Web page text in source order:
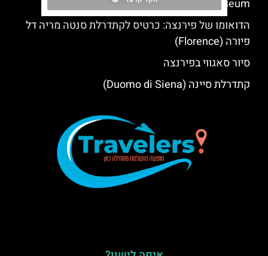
Museum)
הדואומו של פירנצה: כרטיס לקתדרלת סנטה מריה דל
פיורה (Florence)
סיור סאגווי בפירנצה
קתדרלת סיינה (Duomo di Siena)